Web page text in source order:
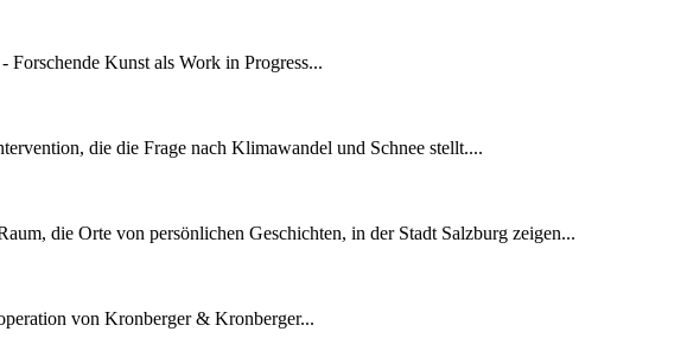
Forschende Kunst als Work in Progress...
die die Frage nach Klimawandel und Schnee stellt....
die Orte von persönlichen Geschichten, in der Stadt Salzburg zeigen...
von Kronberger & Kronberger...